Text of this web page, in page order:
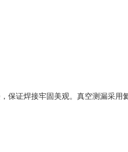
证焊接牢固美观。真空测漏采用